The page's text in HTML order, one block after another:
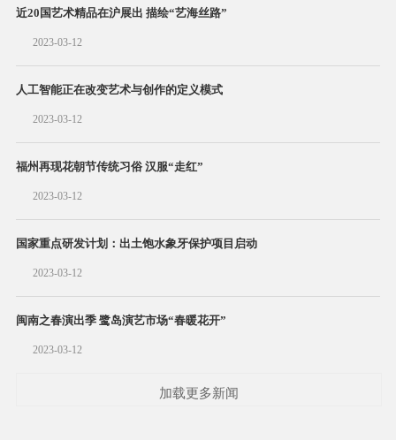
近20国艺术精品在沪展出 描绘“艺海丝路”
2023-03-12
人工智能正在改变艺术与创作的定义模式
2023-03-12
福州再现花朝节传统习俗 汉服“走红”
2023-03-12
国家重点研发计划：出土饱水象牙保护项目启动
2023-03-12
闽南之春演出季 鹭岛演艺市场“春暖花开”
2023-03-12
加载更多新闻